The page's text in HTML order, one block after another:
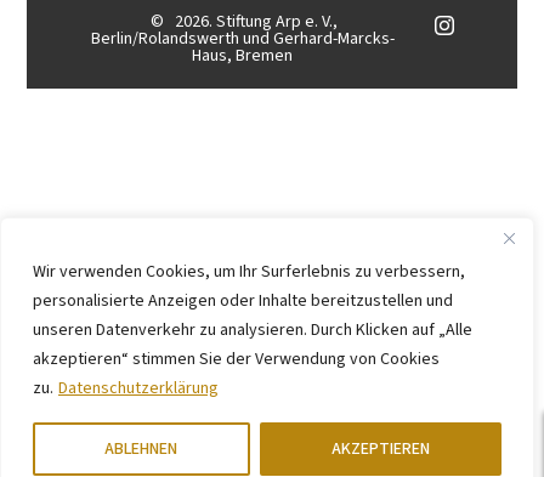
Wir verwenden Cookies, um Ihr Surferlebnis zu verbessern,
personalisierte Anzeigen oder Inhalte bereitzustellen und
unseren Datenverkehr zu analysieren. Durch Klicken auf „Alle
akzeptieren“ stimmen Sie der Verwendung von Cookies
zu. Datenschutzerklärung
ABLEHNEN AKZEPTIEREN
© 2026. Stiftung Arp e. V.,
Berlin/Rolandswerth und Gerhard-Marcks-
Haus, Bremen